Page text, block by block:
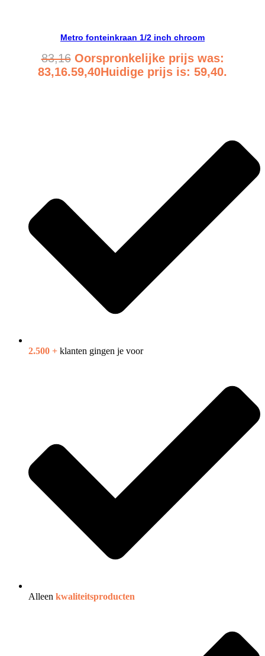
Metro fonteinkraan 1/2 inch chroom
83,16 Oorspronkelijke prijs was:
83,16.59,40Huidige prijs is: 59,40.
2.500 + klanten gingen je voor
Alleen kwaliteitsproducten